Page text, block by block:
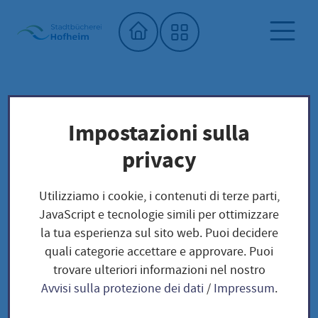
Home"
Biblioteca comunale Biblioteca dei semi
Biblioteca dei semi
Impostazioni sulla
privacy
Utilizziamo i cookie, i contenuti di terze parti,
JavaScript e tecnologie simili per ottimizzare
la tua esperienza sul sito web. Puoi decidere
quali categorie accettare e approvare. Puoi
trovare ulteriori informazioni nel nostro
Avvisi sulla protezione dei dati/ Impressum.